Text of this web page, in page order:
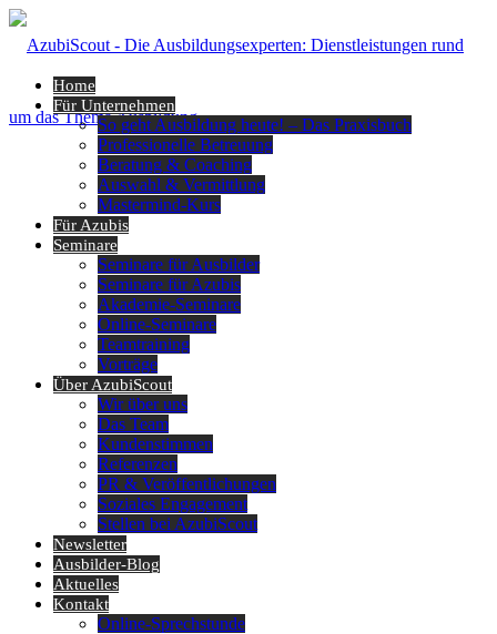
Home
Für Unternehmen
So geht Ausbildung heute! – Das Praxisbuch
Professionelle Betreuung
Beratung & Coaching
Auswahl & Vermittlung
Mastermind-Kurs
Für Azubis
Seminare
Seminare für Ausbilder
Seminare für Azubis
Akademie-Seminare
Online-Seminare
Teamtraining
Vorträge
Über AzubiScout
Wir über uns
Das Team
Kundenstimmen
Referenzen
PR & Veröffentlichungen
Soziales Engagement
Stellen bei AzubiScout
Newsletter
Ausbilder-Blog
Aktuelles
Kontakt
Online-Sprechstunde